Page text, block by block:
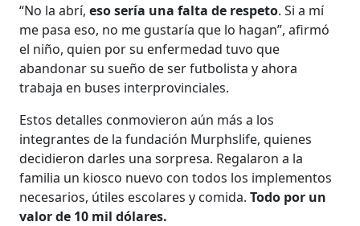
“No la abrí,eso sería una falta de respeto. Si a mí
me pasa eso, no me gustaría que lo hagan”, afirmó
el niño, quien por su enfermedad tuvo que
abandonar su sueño de ser futbolista y ahora
trabaja en buses interprovinciales.
Estos detalles conmovieron aún más a los
integrantes de la fundación Murphslife, quienes
decidieron darles una sorpresa. Regalaron a la
familia un kiosco nuevo con todos los implementos
necesarios, útiles escolares y comida.Todo por un
valor de 10 mil dólares.